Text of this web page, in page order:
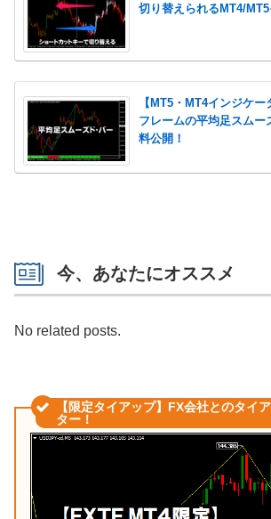
切り替えられるMT4/
【MT5・MT4インジケ
フレームの平均足スム
料公開！
今、あなたにオススメ
No related posts.
【限定タイアップ】FX会社とのタイ
ター！